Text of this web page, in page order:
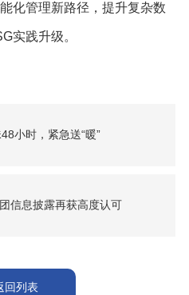
化管理新路径，提升复杂数
实践升级。
小时，紧急送“暖”
信息披露再获高度认可
回列表